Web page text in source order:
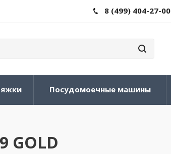
8 (499) 404-27-00
Посудомоечные машины
GOLD